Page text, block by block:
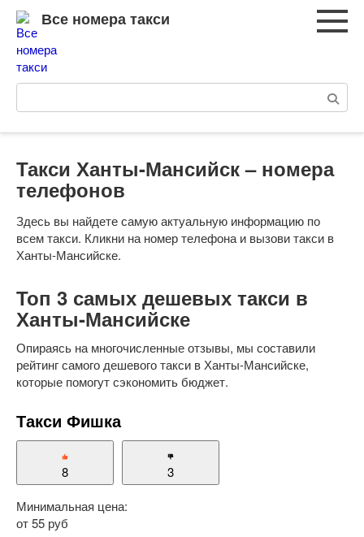
Перейти
контенту
Все номера такси
Поиск:
Такси Ханты-Мансийск – номера
телефонов
Здесь вы найдете самую актуальную информацию по
всем такси. Кликни на номер телефона и вызови такси в
Ханты-Мансийске.
Топ 3 самых дешевых такси в
Ханты-Мансийске
Опираясь на многочисленные отзывы, мы составили
рейтинг самого дешевого такси в Ханты-Мансийске,
которые помогут сэкономить бюджет.
Такси Фишка
8 3
Минимальная цена:
от 55 руб